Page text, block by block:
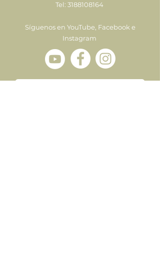
Tel: 3188108164
Síguenos en YouTube, Facebook e
Instagram